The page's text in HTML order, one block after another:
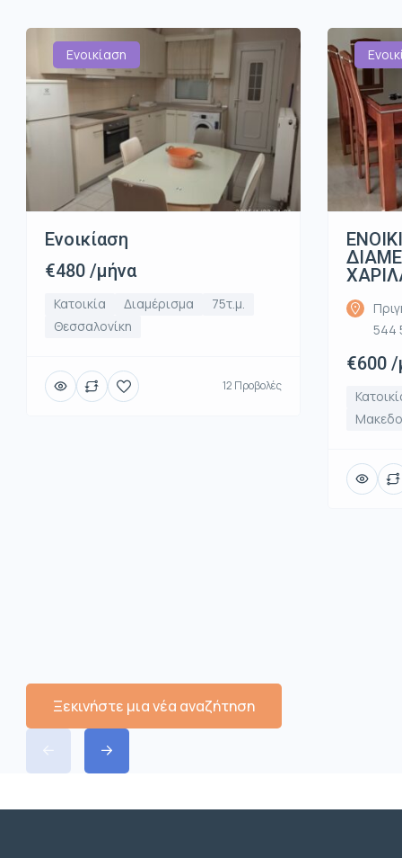
Ενοικίαση
Ενοικίαση
€480 /μήνα
Κατοικία Διαμέρισμα
75τ.μ.
Θεσσαλονίκη
12 Προβολές
544
€600
Ξεκινήστε μια νέα αναζήτηση